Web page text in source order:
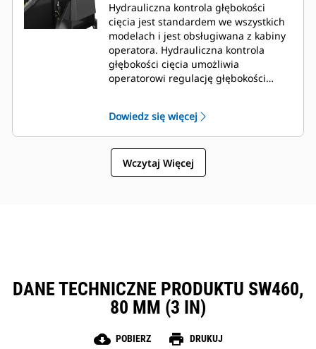
Hydrauliczna kontrola głębokości
cięcia jest standardem we wszystkich
modelach i jest obsługiwana z kabiny
operatora. Hydrauliczna kontrola
głębokości cięcia umożliwia
operatorowi regulację głębokości
zależnie od potrzeb.
Dowiedz się więcej
Wczytaj Więcej
DANE TECHNICZNE PRODUKTU SW460,
80 MM (3 IN)
cloud_download POBIERZ print DRUKUJ